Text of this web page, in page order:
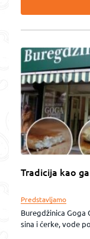
Tradicija kao
Predstavljamo
Buregdžinica Goga
sina i ćerke, vode